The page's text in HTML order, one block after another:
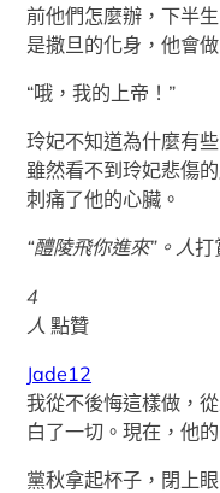
前他們怎麼辦，下半
是撒旦的化身，他會
“哦，我的上帝！”
玲妃不知道為什麼有
雖然看不到玲妃悲傷
刺痛了他的心臟。
“醴陵飛你進來”。 人打
4
人 點贊
Jade12
我從不後悔這樣做，
白了一切。現在，他的
黨秋拿起杯子，閉上